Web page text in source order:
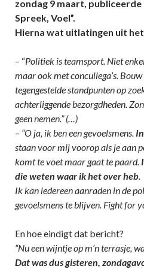
zondag 9 maart,
Spreek, Voel”.
Hierna wat uitlatingen uit
– “Politiek is teamsport. Niet
maar ook met concullega’s.
tegengestelde standpunten op
achterliggende bezorgdheden.
geen nemen.” (…)
– “O ja, ik ben een gevoelsmens.
staan voor mij voorop als je aan
komt te voet maar gaat te paard.
die weten waar ik het over heb.
Ik kan iedereen aanraden in de
gevoelsmens te blijven. Fight for
En hoe eindigt dat bericht?
“Nu een wijntje op m’n terrasje,
Dat was dus gisteren,